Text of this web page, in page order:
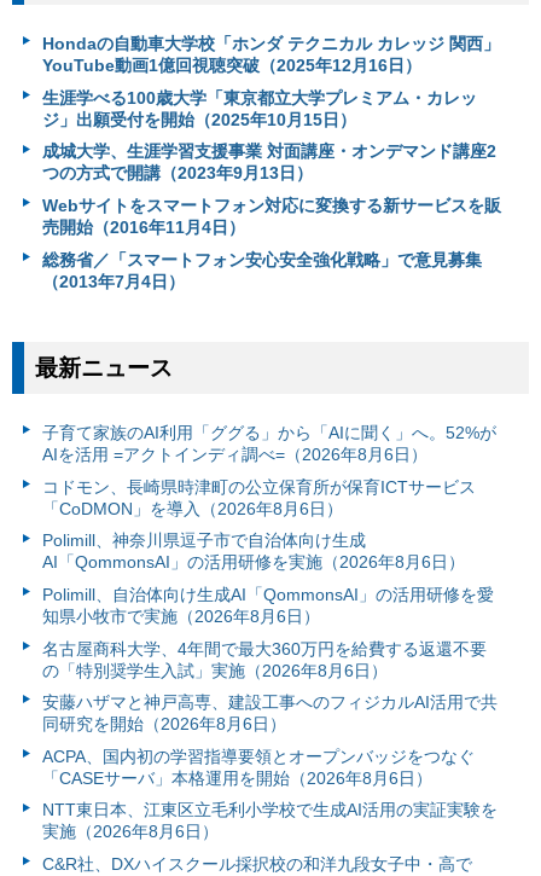
Hondaの自動車大学校「ホンダ テクニカル カレッジ 関西」
YouTube動画1億回視聴突破（2025年12月16日）
生涯学べる100歳大学「東京都立大学プレミアム・カレッ
ジ」出願受付を開始（2025年10月15日）
成城大学、生涯学習支援事業 対面講座・オンデマンド講座2
つの方式で開講（2023年9月13日）
Webサイトをスマートフォン対応に変換する新サービスを販
売開始（2016年11月4日）
総務省／「スマートフォン安心安全強化戦略」で意見募集
（2013年7月4日）
最新ニュース
子育て家族のAI利用「ググる」から「AIに聞く」へ。52%が
AIを活用 =アクトインディ調べ=（2026年8月6日）
コドモン、長崎県時津町の公立保育所が保育ICTサービス
「CoDMON」を導入（2026年8月6日）
Polimill、神奈川県逗子市で自治体向け生成
AI「QommonsAI」の活用研修を実施（2026年8月6日）
Polimill、自治体向け生成AI「QommonsAI」の活用研修を愛
知県小牧市で実施（2026年8月6日）
名古屋商科大学、4年間で最大360万円を給費する返還不要
の「特別奨学生入試」実施（2026年8月6日）
安藤ハザマと神戸高専、建設工事へのフィジカルAI活用で共
同研究を開始（2026年8月6日）
ACPA、国内初の学習指導要領とオープンバッジをつなぐ
「CASEサーバ」本格運用を開始（2026年8月6日）
NTT東日本、江東区立毛利小学校で生成AI活用の実証実験を
実施（2026年8月6日）
C&R社、DXハイスクール採択校の和洋九段女子中・高で